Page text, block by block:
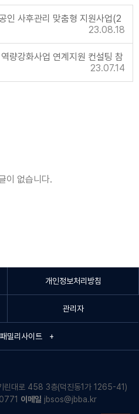
인 사후관리 맞춤형 지원사업(2
23.08.18
량강화사업 연계지원 컨설팅 참
23.07.14
이 없습니다.
개인정보처리방침
관리자
밀리사이트 +
린대로 458 3층(덕진동1가 1265-41)
이메일 jbsos@jbba.kr